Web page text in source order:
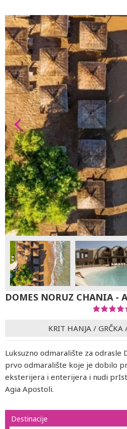
DOMES NORUZ CHANIA -
KRIT HANJA / GRČKA
Luksuzno odmaralište za odrasle
prvo odmaralište koje je dobilo
eksterijera i enterijera i nudi
Agia Apostoli.
Destinacije